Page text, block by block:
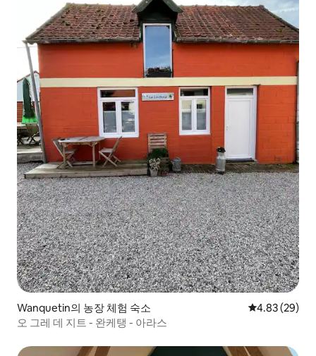
Wanquetin의 농장 체험 숙소 평점 4.83점(5
4.83 (29)
오 그레 데 지트 - 완케탱 - 아라스